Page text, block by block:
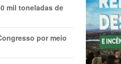
mil toneladas de
por meio